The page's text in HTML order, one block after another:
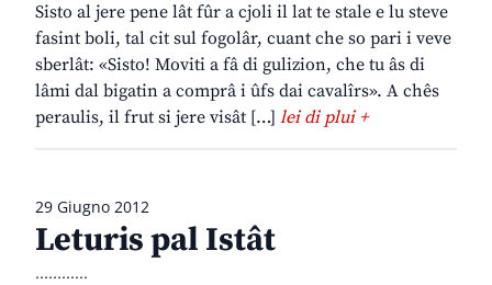
Sisto al jere pene lât fûr a cjoli il lat te stale e lu steve
fasint boli, tal cit sul fogolâr, cuant che so pari i veve
sberlât: «Sisto! Moviti a fâ di gulizion, che tu âs di
lâmi dal bigatin a comprâ i ûfs dai cavalîrs». A chês
peraulis, il frut si jere visât […] lei di plui +
29 Giugno 2012
Leturis pal Istât
............